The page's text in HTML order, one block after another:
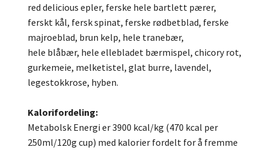
red delicious epler, ferske hele bartlett pærer,
ferskt kål, fersk spinat, ferske rødbetblad, ferske
majroeblad, brun kelp, hele tranebær,
hele blåbær, hele ellebladet bærmispel, chicory rot,
gurkemeie, melketistel, glat burre, lavendel,
legestokkrose, hyben.
Kalorifordeling:
Metabolsk Energi er 3900 kcal/kg (470 kcal per
250ml/120g cup) med kalorier fordelt for å fremme